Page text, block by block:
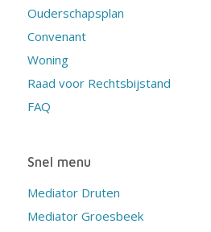
Ouderschapsplan
Convenant
Woning
Raad voor Rechtsbijstand
FAQ
Snel menu
Mediator Druten
Mediator Groesbeek